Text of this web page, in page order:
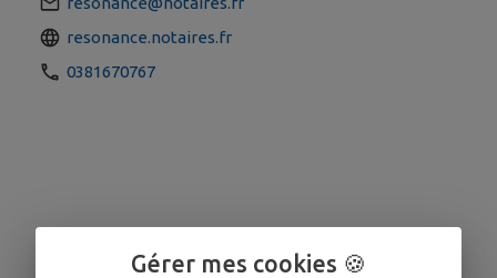
resonance.notaires.fr
0381670767
Gérer mes cookies 🍪